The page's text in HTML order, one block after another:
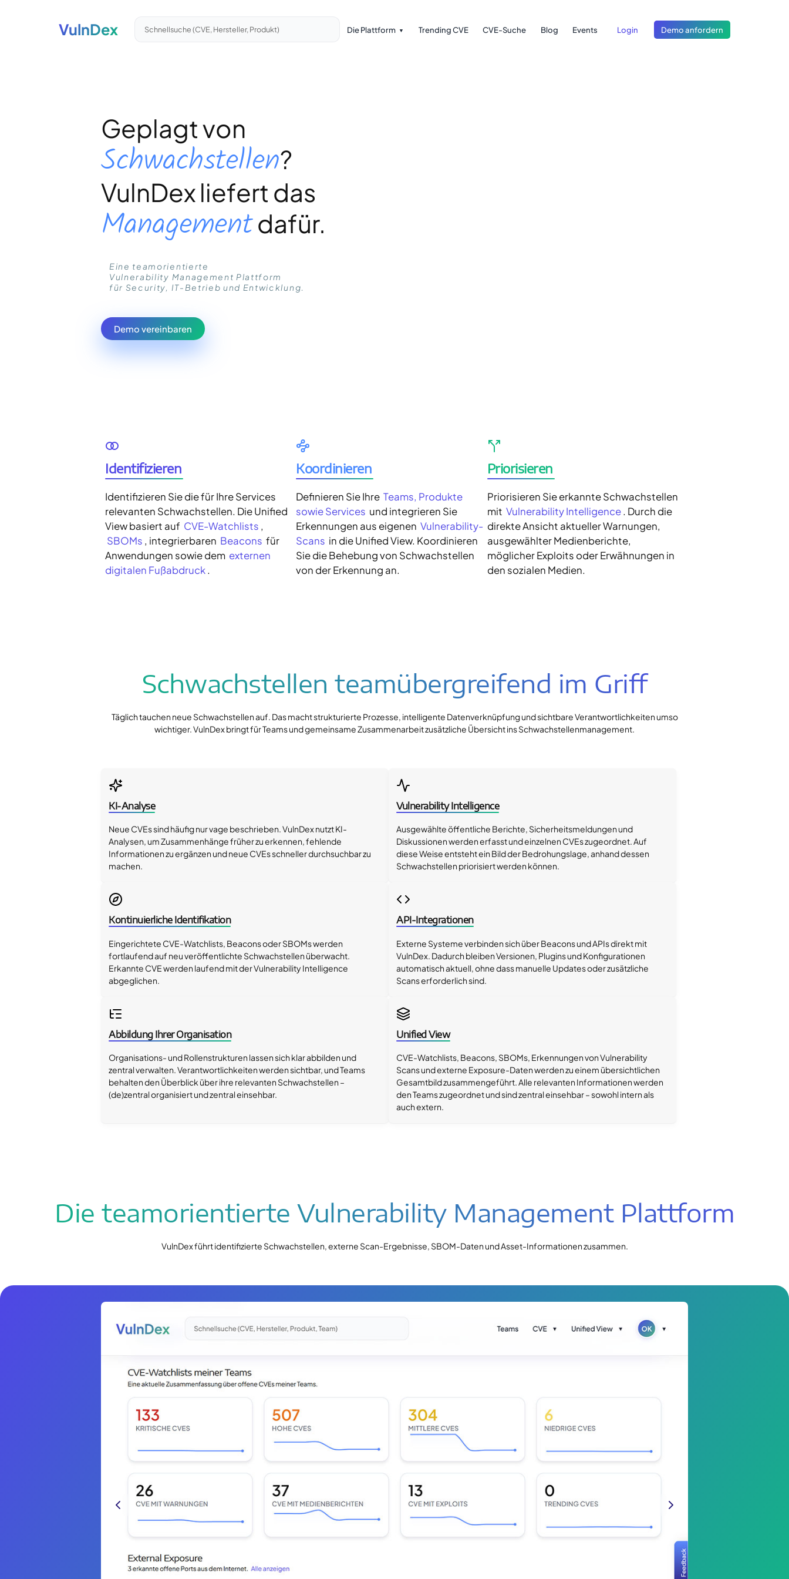
VulnDex Schnellsuche (CVE, Hersteller, Produkt) Die Plattform Trending CVE CVE-Suche Blog Events Login Demo anfordern
Geplagt von
Schwachstellen?
VulnDex liefert das
Managementdafür.
Eine teamorientierte
Vulnerability Management Plattform
für Security, IT-Betrieb und Entwicklung.
Demo vereinbaren
Identifizieren
Identifizieren Sie die für Ihre Services
relevanten Schwachstellen. Die Unified
View basiert auf CVE-Watchlists ,
SBOMs , integrierbaren Beacons für
Anwendungen sowie dem externen
digitalen Fußabdruck.
Koordinieren
Definieren Sie Ihre Teams, Produkte
sowie Services und integrieren Sie
Erkennungen aus eigenen Vulnerability-
Scans in die Unified View. Koordinieren
Sie die Behebung von Schwachstellen
von der Erkennung an.
Priorisieren
Priorisieren Sie erkannte Schwachstellen
mit Vulnerability Intelligence . Durch die
direkte Ansicht aktueller Warnungen,
ausgewählter Medienberichte,
möglicher Exploits oder Erwähnungen in
den sozialen Medien.
Schwachstellen teamübergreifend im Griff
Täglich tauchen neue Schwachstellen auf. Das macht strukturierte Prozesse, intelligente Datenverknüpfung und sichtbare Verantwortlichkeiten umso
wichtiger. VulnDex bringt für Teams und gemeinsame Zusammenarbeit zusätzliche Übersicht ins Schwachstellenmanagement.
KI-Analyse
Neue CVEs sind häufig nur vage beschrieben. VulnDex nutzt KI-
Analysen, um Zusammenhänge früher zu erkennen, fehlende
Informationen zu ergänzen und neue CVEs schneller durchsuchbar zu
machen.
Vulnerability Intelligence
Ausgewählte öffentliche Berichte, Sicherheitsmeldungen und
Diskussionen werden erfasst und einzelnen CVEs zugeordnet. Auf
diese Weise entsteht ein Bild der Bedrohungslage, anhand dessen
Schwachstellen priorisiert werden können.
Kontinuierliche Identifikation
Eingerichtete CVE-Watchlists, Beacons oder SBOMs werden
fortlaufend auf neu veröffentlichte Schwachstellen überwacht.
Erkannte CVE werden laufend mit der Vulnerability Intelligence
abgeglichen.
API-Integrationen
Externe Systeme verbinden sich über Beacons und APIs direkt mit
VulnDex. Dadurch bleiben Versionen, Plugins und Konfigurationen
automatisch aktuell, ohne dass manuelle Updates oder zusätzliche
Scans erforderlich sind.
Abbildung Ihrer Organisation
Organisations- und Rollenstrukturen lassen sich klar abbilden und
zentral verwalten. Verantwortlichkeiten werden sichtbar, und Teams
behalten den Überblick über ihre relevanten Schwachstellen –
(de)zentral organisiert und zentral einsehbar.
Unified View
CVE-Watchlists, Beacons, SBOMs, Erkennungen von Vulnerability
Scans und externe Exposure-Daten werden zu einem übersichtlichen
Gesamtbild zusammengeführt. Alle relevanten Informationen werden
den Teams zugeordnet und sind zentral einsehbar – sowohl intern als
auch extern.
Die teamorientierte Vulnerability Management Plattform
VulnDex führt identifizierte Schwachstellen, externe Scan-Ergebnisse, SBOM-Daten und Asset-Informationen zusammen.